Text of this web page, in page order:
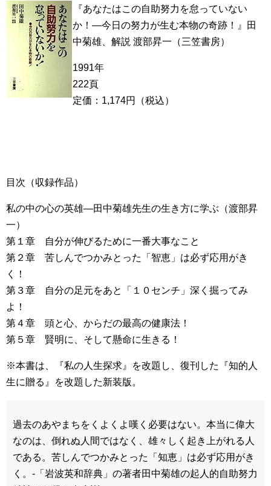
『あなたはこの自助努力を怠っていない
か！―今日の努力が生む本物の奇跡！』田
中菊雄、解説 渡部昇一（三笠書房）
1991年
222頁
定価：1,174円（税込）
目次（収録作品）
私の中の心の英雄―田中菊雄先生の生き方に学ぶ（渡部昇
一）
第１章 自分が伸びるために一番大事なこと
第２章 苦しんでつかみとった「智恵」は必ず応用がき
く！
第３章 自分の足元をあと「１０センチ」深く掘ってみ
よ！
第４章 頭と心、からだの最高の健康法！
第５章 賢明に、そして懸命に生きる！
※本書は、『私の人生探求』を改題し、復刊した『知的人
生に贈る』を改題した新装版。
過去のあやまちをくよくよ嘆く必要はない。本当に偉大
なのは、倒れぬ人間ではなく、雄々しく起き上がれる人
である。苦しんでつかみとった「知恵」は必ず応用がき
く。-「岩波英和辞典」の著者田中菊雄の起人的自助努力